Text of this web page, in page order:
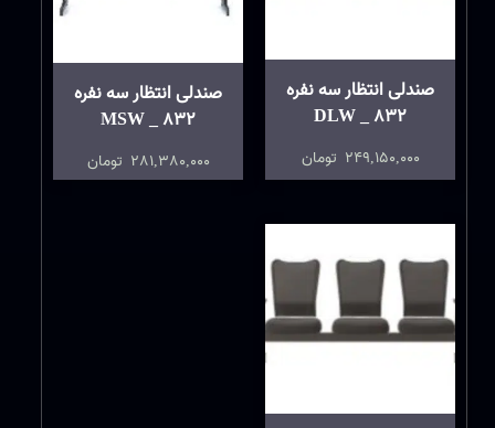
صندلی انتظار سه نفره
DLW _ 832
249,150,000 تومان
صندلی انتظار سه نفره
MSW _ 832
281,380,000 تومان